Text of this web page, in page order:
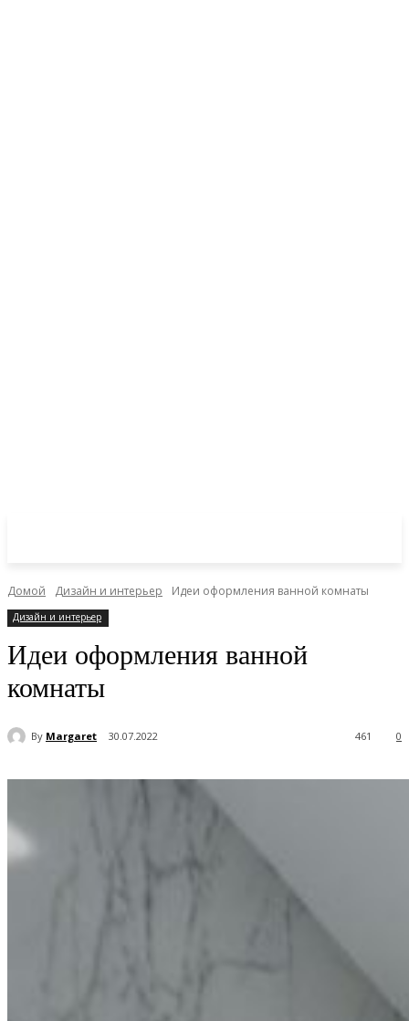
Домой Дизайн и интерьер Идеи оформления ванной комнаты
Дизайн и интерьер
Идеи оформления ванной
комнаты
By Margaret 30.07.2022 0
461